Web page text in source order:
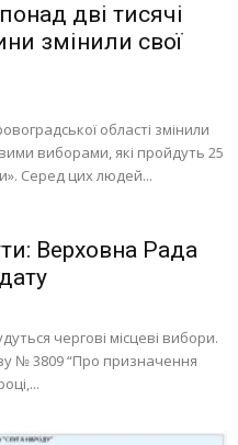
дві тисячі
змінили свої
області змінили
виборами, які пройдуть 25
Серед цих людей...
Верховна Рада
чергові місцеві вибори.
№ 3809 “Про призначення